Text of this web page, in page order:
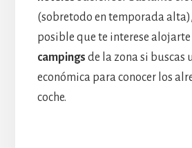
(sobretodo en temporada
posible que te interese alojarte
campings de la zona si buscas
económica para conocer los
coche.